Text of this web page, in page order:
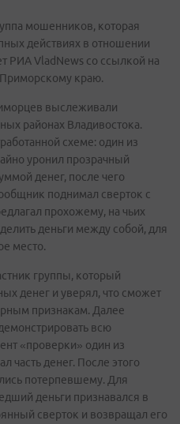
мошенников, которая
действиях в отношении
РИА VladNews со ссылкой на
краю.
выслеживали
районах Владивостока.
схеме: один из
уронил прозрачный
денег, после чего
поднимал сверток с
прохожему, на чьих
деньги между собой, для
место.
группы, который
денег и уверял, что сможет
признакам. Далее
всю
«проверки» один из
часть денег. После этого
потерпевшему. Для
деньги признавался в
сверток и возвращал его